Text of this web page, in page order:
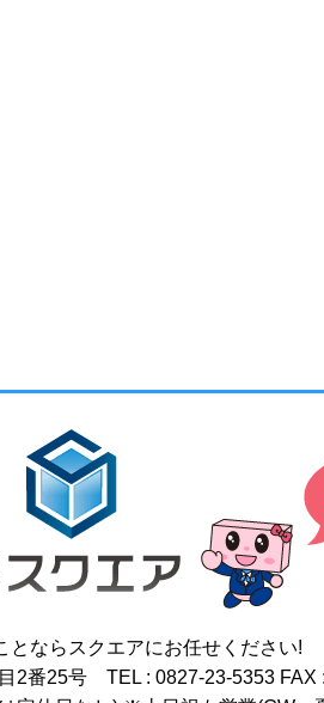
となら スクエアにお任せください!
2番25号 TEL : 0827-23-5353 FAX